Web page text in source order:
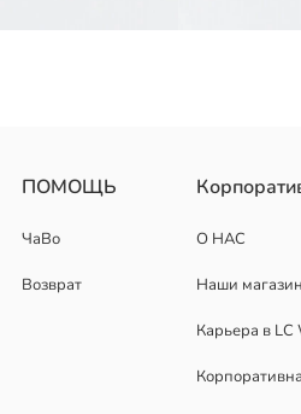
ПОМОЩЬ
ЧаВо
Возврат
О НАС
Наши
Карьера в LC